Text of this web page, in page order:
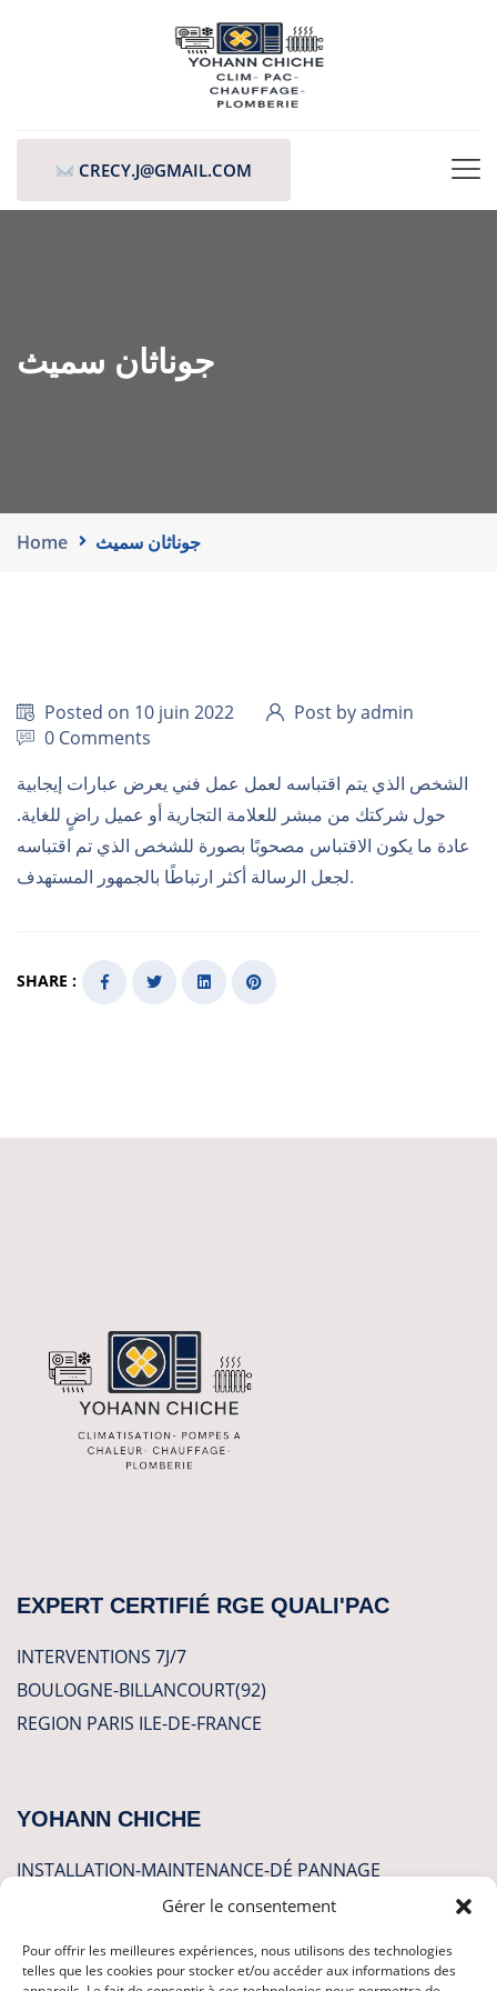
Gérer le consentement
Pour offrir les meilleures expériences, nous utilisons des technologies
telles que les cookies pour stocker et/ou accéder aux informations des
CRECY.J@GMAIL.COM
جوناثان سميث
Home جوناثان سميث
Posted on 10 juin 2022
Post by admin
0 Comments
الشخص الذي يتم اقتباسه لعمل عمل فني يعرض عبارات إيجابية
حول شركتك من مبشر للعلامة التجارية أو عميل راضٍ للغاية.
عادة ما يكون الاقتباس مصحوبًا بصورة للشخص الذي تم اقتباسه
لجعل الرسالة أكثر ارتباطًا بالجمهور المستهدف.
SHARE :
EXPERT CERTIFIÉ RGE QUALI'PAC
INTERVENTIONS 7J/7
BOULOGNE-BILLANCOURT(92)
REGION PARIS ILE-DE-FRANCE
YOHANN CHICHE
INSTALLATION-MAINTENANCE-DÉ PANNAGE
POMPES A CHALEUR